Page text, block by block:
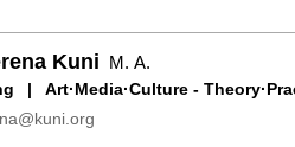
Kuni M. A.
Art·Media·Culture -